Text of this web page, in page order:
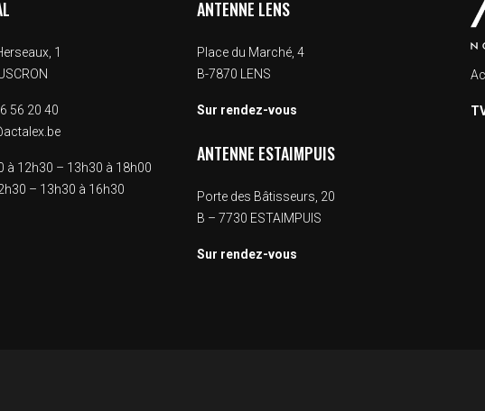
1
56 20 40
à 12h30 – 13h30 à 18h00
– 13h30 à 16h30
ANTENNE LENS
Place du Marché, 4
B-7870 LENS
Sur rendez-vous
ANTENNE ESTAIMPUIS
Porte des Bâtisseurs, 20
B – 7730 ESTAIMPUIS
Sur rendez-vous
confidentialité, en garantissant la conformité avec les réglementations.